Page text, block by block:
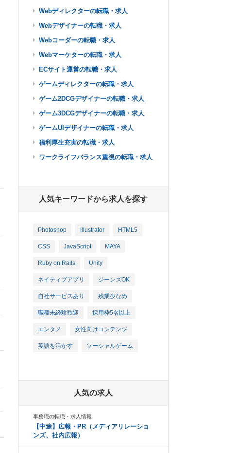
Webディレクターの転職・求人
Webデザイナーの転職・求人
Webコーダーの転職・求人
Webマーケターの転職・求人
ECサイト運営の転職・求人
ゲームディレクターの転職・求人
ゲーム2DCGデザイナーの転職・求人
ゲーム3DCGデザイナーの転職・求人
ゲームUIデザイナーの転職・求人
福利厚生充実の転職・求人
ワークライフバランス重視の転職・求人
人気キーワードから求人を探す
Photoshop Illustrator HTML5
CSS JavaScript MAYA
Ruby on Rails Unity
ネイティブアプリ ジーンズOK
自社サービスあり 残業少なめ
職種未経験歓迎 採用枠5名以上
エンタメ 女性向けコンテンツ
英語を活かす ソーシャルゲーム
人気の求人
事務職の転職・求人情報
【中途】広報・PR（メディアリレーショ
ンズ、社内広報）